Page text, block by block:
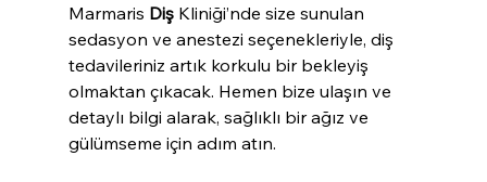
Marmaris Diş Kliniği’nde size sunulan
sedasyon ve anestezi seçenekleriyle, diş
tedavileriniz artık korkulu bir bekleyiş
olmaktan çıkacak. Hemen bize ulaşın ve
detaylı bilgi alarak, sağlıklı bir ağız ve
gülümseme için adım atın.